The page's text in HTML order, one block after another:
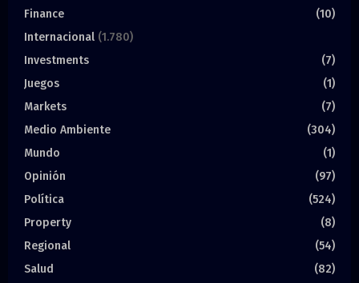
Finance
(10)
Internacional (1.780)
Investments
(7)
Juegos
(1)
Markets
(7)
Medio Ambiente
(304)
Mundo
(1)
Opinión
(97)
Política
(524)
Property
(8)
Regional
(54)
Salud
(82)